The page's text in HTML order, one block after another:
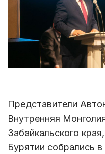
Представители
Внутренняя
Забайкальского
Бурятии собрались